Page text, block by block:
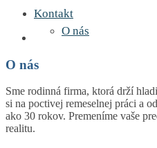
Kontakt
O nás
O nás
Sme rodinná firma, ktorá drží
si na poctivej remeselnej práci a
ako 30 rokov. Premeníme vaše
realitu.